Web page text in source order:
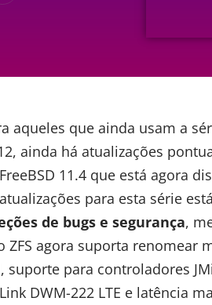
aqueles que ainda usam a
ainda há atualizações
11.4 que está agora
para esta série
de bugs e segurança,
ZFS agora suporta renomear
suporte para controladores
DWM-222 LTE e latência